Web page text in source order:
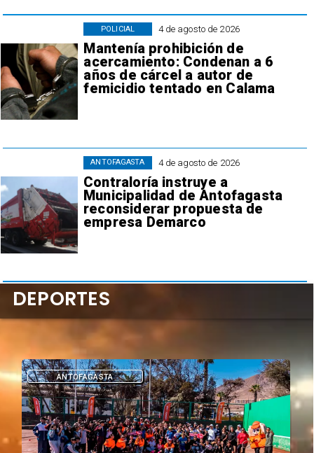
4 de agosto de 2026
Mantenía prohibición de
acercamiento: Condenan a 6
años de cárcel a autor de
femicidio tentado en Calama
POLICIAL
4 de agosto de 2026
Contraloría instruye a
Municipalidad de Antofagasta
reconsiderar propuesta de
empresa Demarco
ANTOFAGASTA
DEPORTES